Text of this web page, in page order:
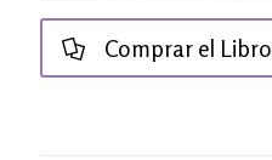
Comprar el Libro